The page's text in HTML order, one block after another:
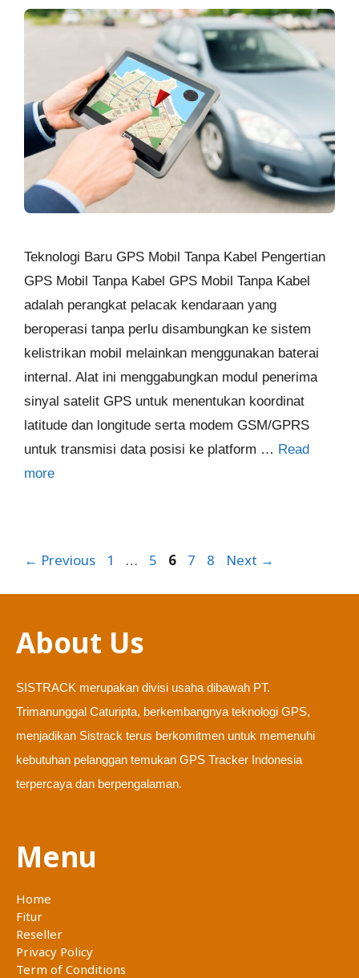
Teknologi Baru GPS Mobil Tanpa Kabel Pengertian
GPS Mobil Tanpa Kabel GPS Mobil Tanpa Kabel
adalah perangkat pelacak kendaraan yang
beroperasi tanpa perlu disambungkan ke sistem
kelistrikan mobil melainkan menggunakan baterai
internal. Alat ini menggabungkan modul penerima
sinyal satelit GPS untuk menentukan koordinat
latitude dan longitude serta modem GSM/GPRS
untuk transmisi data posisi ke platform … Read
more
← Previous Page
1 … Page
5 Page
6 Page
7 Page
8 Next →
About Us
SISTRACK merupakan divisi usaha dibawah PT.
Trimanunggal Caturipta, berkembangnya teknologi GPS,
menjadikan Sistrack terus berkomitmen untuk memenuhi
kebutuhan pelanggan temukan GPS Tracker Indonesia
terpercaya dan berpengalaman.
Menu
Home
Fitur
Reseller
Privacy Policy
Term of Conditions